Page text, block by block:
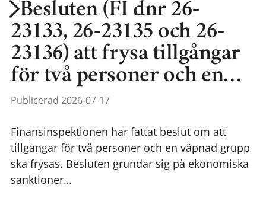
Besluten (FI dnr 26-
23133, 26-23135 och 26-
23136) att frysa tillgångar
för två personer och en…
Publicerad 2026-07-17
Finansinspektionen har fattat beslut om att
tillgångar för två personer och en väpnad grupp
ska frysas. Besluten grundar sig på ekonomiska
sanktioner…